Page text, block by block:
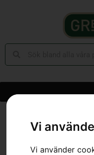
Vi
Vi använder
CUT S35G, 20″